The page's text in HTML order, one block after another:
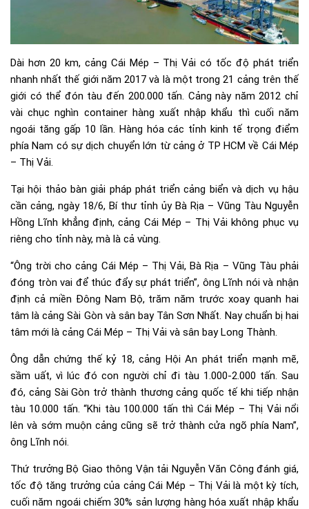
Dài hơn 20 km, cảng Cái Mép – Thị Vải có tốc độ phát triển
nhanh nhất thế giới năm 2017 và là một trong 21 cảng trên thế
giới có thể đón tàu đến 200.000 tấn. Cảng này năm 2012 chỉ
vài chục nghìn container hàng xuất nhập khẩu thì cuối năm
ngoái tăng gấp 10 lần. Hàng hóa các tỉnh kinh tế trọng điểm
phía Nam có sự dịch chuyển lớn từ cảng ở TP HCM về Cái Mép
– Thị Vải.
Tại hội thảo bàn giải pháp phát triển cảng biển và dịch vụ hậu
cần cảng, ngày 18/6, Bí thư tỉnh ủy Bà Rịa – Vũng Tàu Nguyễn
Hồng Lĩnh khẳng định, cảng Cái Mép – Thị Vải không phục vụ
riêng cho tỉnh này, mà là cả vùng.
“Ông trời cho cảng Cái Mép – Thị Vải, Bà Rịa – Vũng Tàu phải
đóng tròn vai để thúc đẩy sự phát triển”, ông Lĩnh nói và nhận
định cả miền Đông Nam Bộ, trăm năm trước xoay quanh hai
tâm là cảng Sài Gòn và sân bay Tân Sơn Nhất. Nay chuẩn bị hai
tâm mới là cảng Cái Mép – Thị Vải và sân bay Long Thành.
Ông dẫn chứng thế kỷ 18, cảng Hội An phát triển mạnh mẽ,
sầm uất, vì lúc đó con người chỉ đi tàu 1.000-2.000 tấn. Sau
đó, cảng Sài Gòn trở thành thương cảng quốc tế khi tiếp nhận
tàu 10.000 tấn. “Khi tàu 100.000 tấn thì Cái Mép – Thị Vải nổi
lên và sớm muộn cảng cũng sẽ trở thành cửa ngõ phía Nam”,
ông Lĩnh nói.
Thứ trưởng Bộ Giao thông Vận tải Nguyễn Văn Công đánh giá,
tốc độ tăng trưởng của cảng Cái Mép – Thị Vải là một kỳ tích,
cuối năm ngoái chiếm 30% sản lượng hàng hóa xuất nhập khẩu